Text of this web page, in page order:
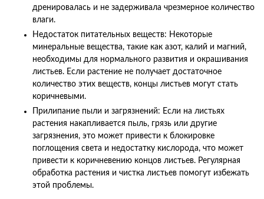
дренировалась и не задерживала чрезмерное количество
влаги.
Недостаток питательных веществ: Некоторые
минеральные вещества, такие как азот, калий и магний,
необходимы для нормального развития и окрашивания
листьев. Если растение не получает достаточное
количество этих веществ, концы листьев могут стать
коричневыми.
Прилипание пыли и загрязнений: Если на листьях
растения накапливается пыль, грязь или другие
загрязнения, это может привести к блокировке
поглощения света и недостатку кислорода, что может
привести к коричневению концов листьев. Регулярная
обработка растения и чистка листьев помогут избежать
этой проблемы.